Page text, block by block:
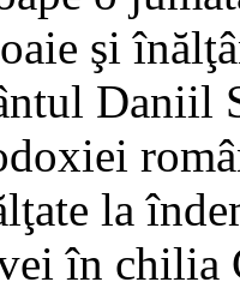
şi
Daniil
la
în chilia